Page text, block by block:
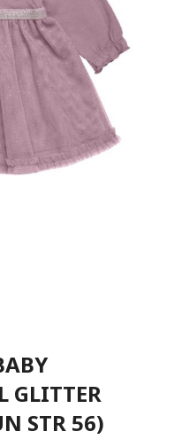
GLITTER
STR 56)